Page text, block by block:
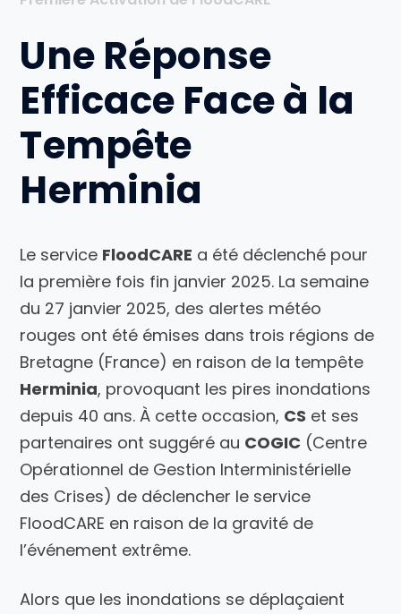
Une Réponse
Efficace Face à la
Tempête
Herminia
Le service FloodCARE a été déclenché pour
la première fois fin janvier 2025. La semaine
du 27 janvier 2025, des alertes météo
rouges ont été émises dans trois régions de
Bretagne (France) en raison de la tempête
Herminia, provoquant les pires inondations
depuis 40 ans. À cette occasion, CS et ses
partenaires ont suggéré au COGIC (Centre
Opérationnel de Gestion Interministérielle
des Crises) de déclencher le service
FloodCARE en raison de la gravité de
l’événement extrême.
Alors que les inondations se déplaçaient